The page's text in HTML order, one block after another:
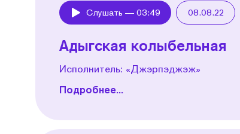
Play
Слушать — 03:49 08.08.22
Адыгская колыбельная
Исполнитель: «Джэрпэджэж»
Подробнее...